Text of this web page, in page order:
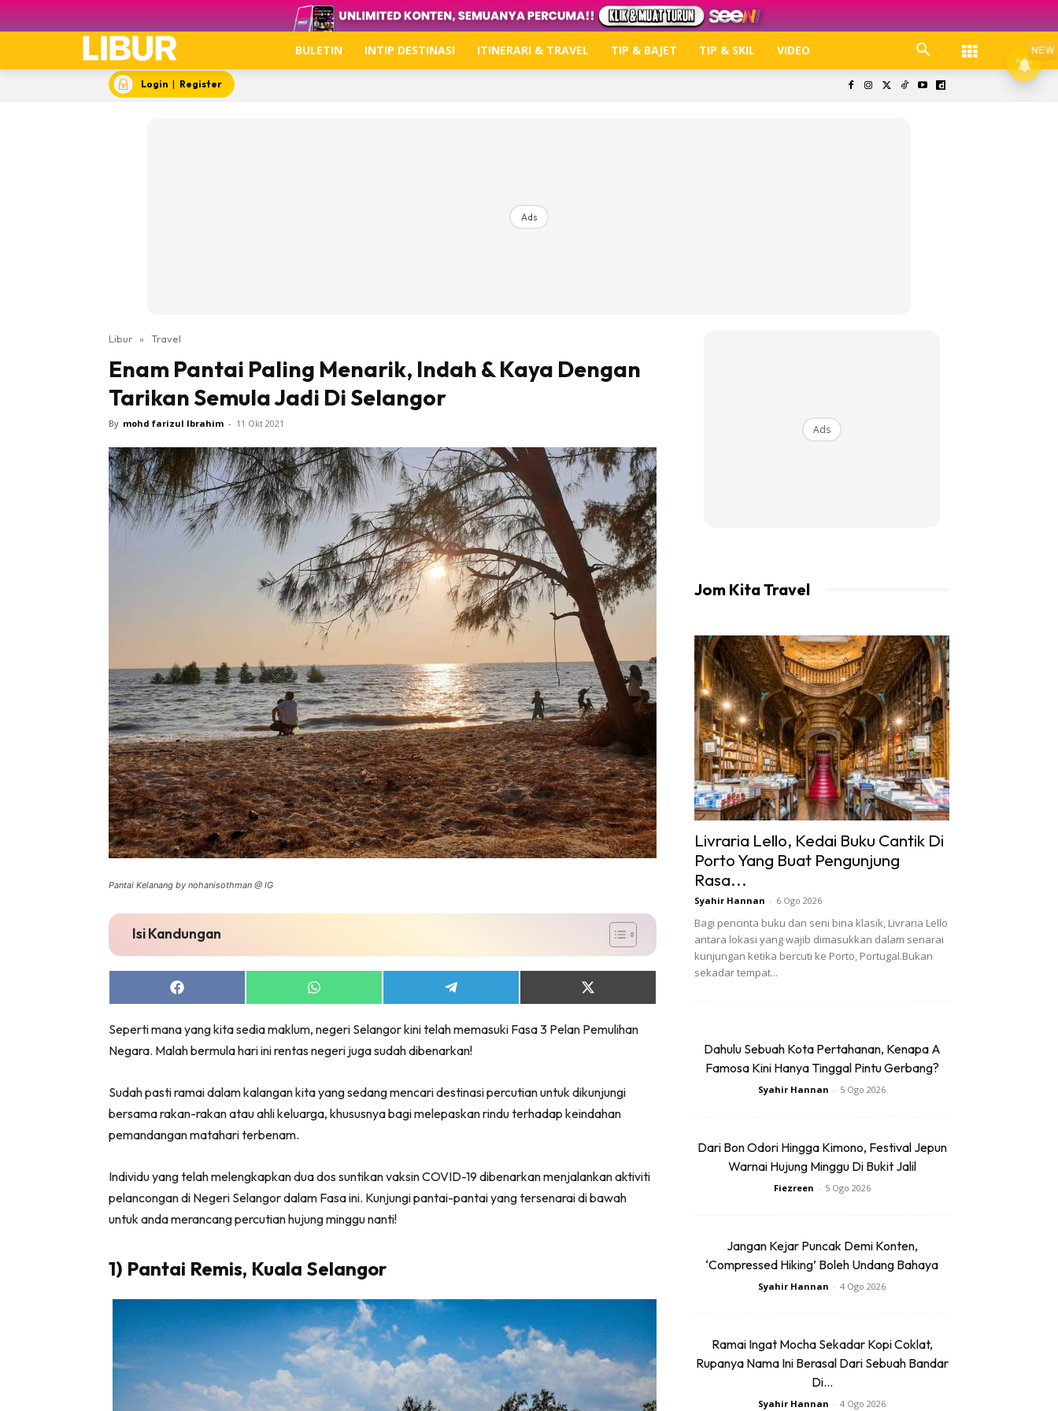
Video
Sentiasa up to date tentang tempat healing dan relax dengan LIBUR.
KLIK DI SEENI
BULETIN INTIP DESTINASI ITINERARI & TRAVEL TIP & BAJET TIP & SKIL VIDEO
Login | Register
Ads
Libur » Travel
Enam Pantai Paling Menarik, Indah & Kaya Dengan
Tarikan Semula Jadi Di Selangor
By mohd farizul Ibrahim - 11 Okt 2021
Pantai Kelanang by nohanisothman @ IG
Isi Kandungan
Share
on
Share
on
Share
on
Share
on
(Twitter)
Seperti mana yang kita sedia maklum, negeri Selangor kini telah memasuki Fasa 3 Pelan Pemulihan
Negara. Malah bermula hari ini rentas negeri juga sudah dibenarkan!
Sudah pasti ramai dalam kalangan kita yang sedang mencari destinasi percutian untuk dikunjungi
bersama rakan-rakan atau ahli keluarga, khususnya bagi melepaskan rindu terhadap keindahan
pemandangan matahari terbenam.
Individu yang telah melengkapkan dua dos suntikan vaksin COVID-19 dibenarkan menjalankan aktiviti
pelancongan di Negeri Selangor dalam Fasa ini. Kunjungi pantai-pantai yang tersenarai di bawah
untuk anda merancang percutian hujung minggu nanti!
1) Pantai Remis, Kuala Selangor
Ads
Jom Kita Travel
Livraria Lello, Kedai Buku Cantik Di
Porto Yang Buat Pengunjung
Rasa...
Syahir Hannan - 6 Ogo 2026
Bagi pencinta buku dan seni bina klasik, Livraria Lello
antara lokasi yang wajib dimasukkan dalam senarai
kunjungan ketika bercuti ke Porto, Portugal.Bukan
sekadar tempat...
Dahulu Sebuah Kota Pertahanan, Kenapa A
Famosa Kini Hanya Tinggal Pintu Gerbang?
Syahir Hannan - 5 Ogo 2026
Dari Bon Odori Hingga Kimono, Festival Jepun
Warnai Hujung Minggu Di Bukit Jalil
Fiezreen - 5 Ogo 2026
Jangan Kejar Puncak Demi Konten,
‘Compressed Hiking’ Boleh Undang Bahaya
Syahir Hannan - 4 Ogo 2026
Ramai Ingat Mocha Sekadar Kopi Coklat,
Rupanya Nama Ini Berasal Dari Sebuah Bandar
Di...
Syahir Hannan - 4 Ogo 2026
NEW